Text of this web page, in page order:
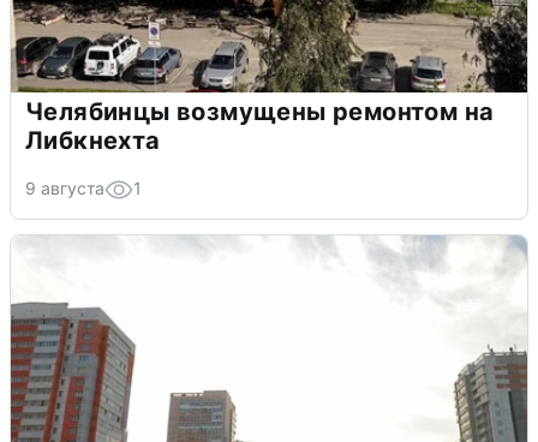
Челябинцы возмущены ремонтом на
Либкнехта
9 августа 1